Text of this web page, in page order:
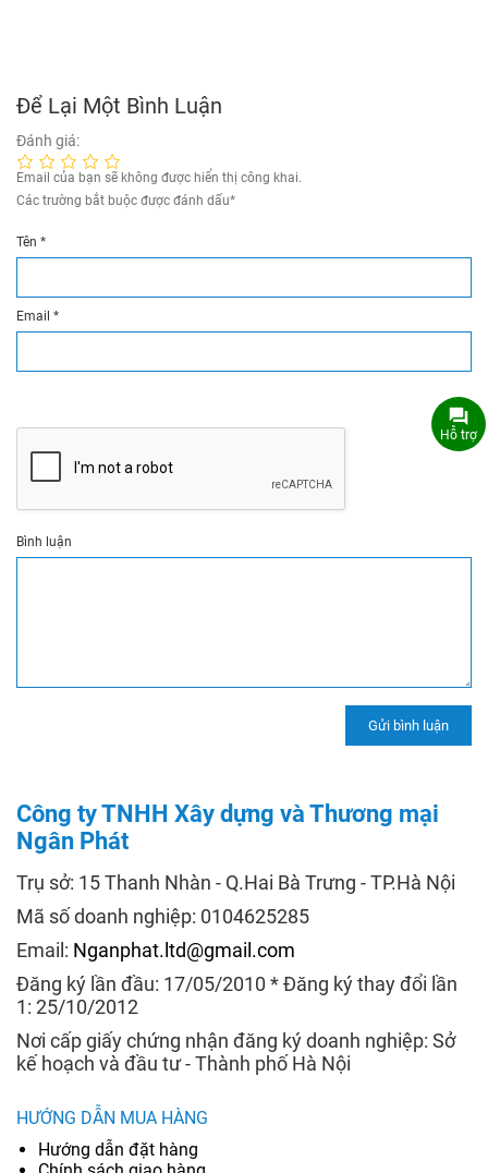
Để Lại Một Bình Luận
Đánh giá:
Email của bạn sẽ không được hiển thị công khai.
Các trường bắt buộc được đánh dấu*
Tên *
Email *
Bình luận
Công ty TNHH Xây dựng và Thương mại
Ngân Phát
Trụ sở: 15 Thanh Nhàn - Q.Hai Bà Trưng - TP.Hà Nội
Mã số doanh nghiệp: 0104625285
Email: Nganphat.ltd@gmail.com
Đăng ký lần đầu: 17/05/2010 * Đăng ký thay đổi lần
1: 25/10/2012
Nơi cấp giấy chứng nhận đăng ký doanh nghiệp: Sở
kế hoạch và đầu tư - Thành phố Hà Nội
HƯỚNG DẪN MUA HÀNG
Hướng dẫn đặt hàng
Hỗ trợ